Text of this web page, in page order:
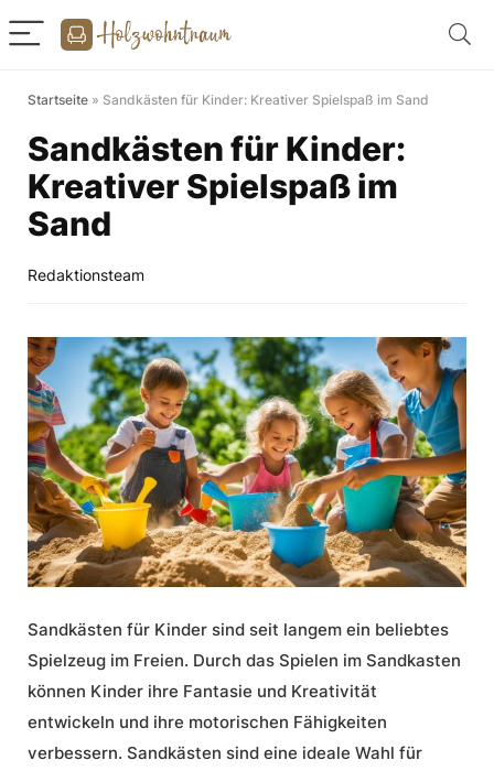
Startseite » Sandkästen für Kinder: Kreativer Spielspaß im Sand
Sandkästen für Kinder:
Kreativer Spielspaß im
Sand
Redaktionsteam
Sandkästen für Kinder sind seit langem ein beliebtes
Spielzeug im Freien. Durch das Spielen im Sandkasten
können Kinder ihre Fantasie und Kreativität
entwickeln und ihre motorischen Fähigkeiten
verbessern. Sandkästen sind eine ideale Wahl für